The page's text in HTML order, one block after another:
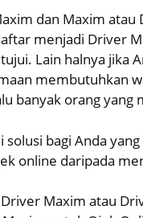
dan Maxim
menjadi Driver
Lain halnya jika
membutuhkan
banyak orang yang
bagi Anda
online daripada
Maxim atau